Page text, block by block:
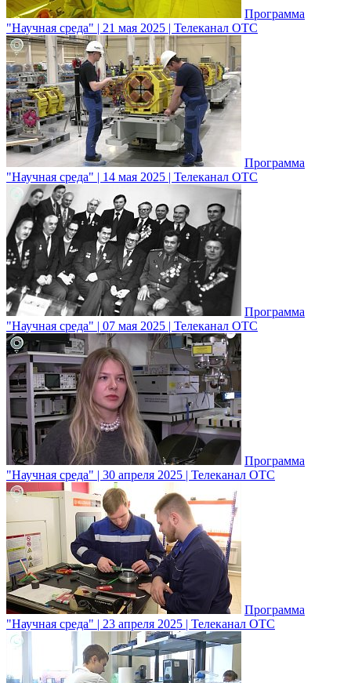
Программа
"Научная среда" | 21 мая 2025 | Телеканал ОТС
Программа
"Научная среда" | 14 мая 2025 | Телеканал ОТС
Программа
"Научная среда" | 07 мая 2025 | Телеканал ОТС
Программа
"Научная среда" | 30 апреля 2025 | Телеканал ОТС
Программа
"Научная среда" | 23 апреля 2025 | Телеканал ОТС